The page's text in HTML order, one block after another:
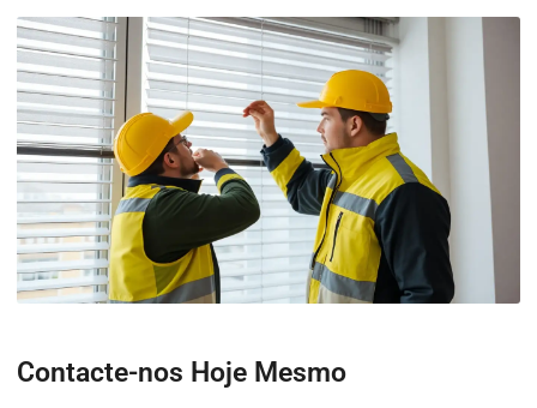
Contacte-nos Hoje Mesmo